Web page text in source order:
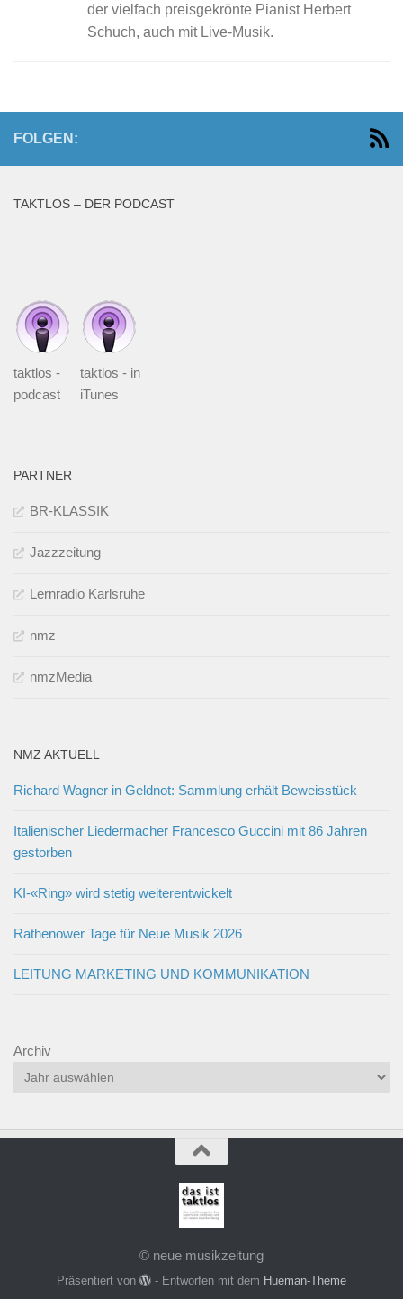
der vielfach preisgekrönte Pianist Herbert
Schuch, auch mit Live-Musik.
FOLGEN:
TAKTLOS – DER PODCAST
taktlos -
podcast
taktlos - in
iTunes
PARTNER
BR-KLASSIK
Jazzzeitung
Lernradio Karlsruhe
nmz
nmzMedia
NMZ AKTUELL
Richard Wagner in Geldnot: Sammlung erhält Beweisstück
Italienischer Liedermacher Francesco Guccini mit 86 Jahren
gestorben
KI-«Ring» wird stetig weiterentwickelt
Rathenower Tage für Neue Musik 2026
LEITUNG MARKETING UND KOMMUNIKATION
Archiv
© neue musikzeitung
Präsentiert von - Entworfen mit dem Hueman-Theme